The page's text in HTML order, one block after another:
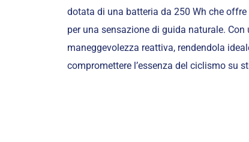
dotata di una batteria da 250 Wh che
per una sensazione di guida naturale.
maneggevolezza reattiva, rendendola
compromettere l’essenza del ciclismo su